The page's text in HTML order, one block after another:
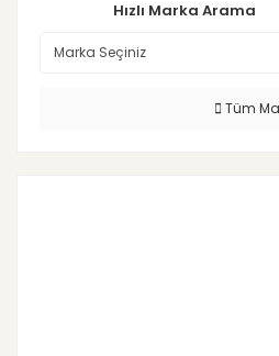
Hızlı Marka Arama
Tüm